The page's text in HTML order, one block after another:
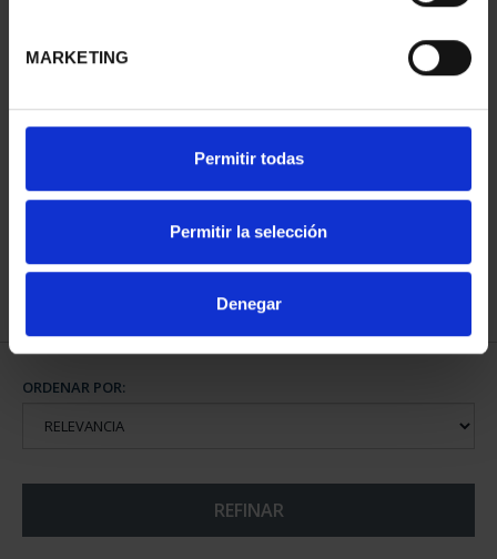
MARKETING
Permitir todas
Permitir la selección
Denegar
CAPITALES ESPAÑOLAS
73,00 €
ORDENAR POR:
REFINAR